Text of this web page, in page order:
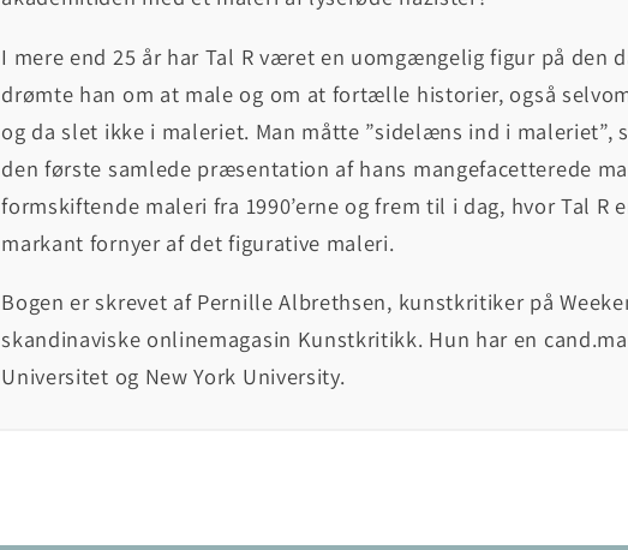
I mere end 25 år har Tal R været en uomgængelig figur på den
drømte han om at male og om at fortælle historier, også
og da slet ikke i maleriet. Man måtte ”sidelæns ind i maleriet”,
den første samlede præsentation af hans mangefacetterede
formskiftende maleri fra 1990’erne og frem til i dag, hvor Tal
markant fornyer af det figurative maleri.
Bogen er skrevet af Pernille Albrethsen, kunstkritiker på
skandinaviske onlinemagasin Kunstkritikk. Hun har en
Universitet og New York University.